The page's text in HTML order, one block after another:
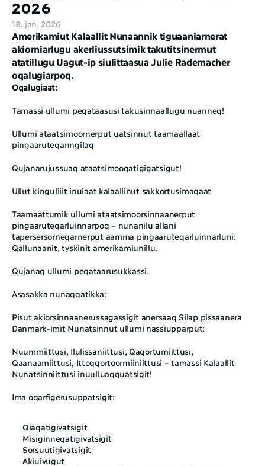
2026
18. jan. 2026
Amerikamiut Kalaallit Nunaannik tiguaaniarnerat
akiorniarlugu akerliussutsimik takutitsinermut
atatillugu Uagut-ip siulittaasua Julie Rademacher
oqalugiarpoq.
Oqalugiaat:
Tamassi ullumi peqataasusi takusinnaallugu nuanneq!
Ullumi ataatsimoornerput uatsinnut taamaallaat
pingaaruteqanngilaq
Qujanarujussuaq ataatsimooqatigigatsigut!
Ullut kingulliit inuiaat kalaallinut sakkortusimaqaat
Taamaattumik ullumi ataatsimoorsinnaanerput
pingaaruteqarluinnarpoq – nunanilu allani
tapersersorneqarnerput aamma pingaaruteqarluinnarluni:
Qallunaanit, tyskinit amerikamiunillu.
Qujanaq ullumi peqataarusukkassi.
Asasakka nunaqqatikka:
Pisut akiorsinnaanerussagassigit anersaaq Silap pissaanera
Danmark-imit Nunatsinnut ullumi nassiupparput:
Nuummiittusi, Ilulissaniittusi, Qaqortumiittusi,
Qaanaamiittusi, Ittoqqortoormiiniittusi – tamassi Kalaallit
Nunatsinniittusi inuulluaqquatsigit!
Ima oqarfigerusuppatsigit:
Qiaqatigivatsigit
Misiginneqatigivatsigit
Sorsuutigivatsigit
Akiuivugut